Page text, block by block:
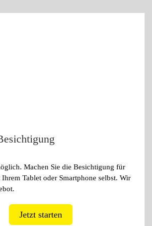
Machen Sie die Besichtigung für
Tablet oder Smartphone selbst. Wir
Jetzt starten